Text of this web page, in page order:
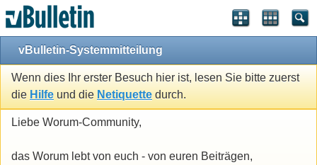
vBulletin-Systemmitteilung
Wenn dies Ihr erster Besuch hier ist, lesen Sie bitte zuerst
die Hilfe und die Netiquette durch.
Liebe Worum-Community,
das Worum lebt von euch - von euren Beiträgen,